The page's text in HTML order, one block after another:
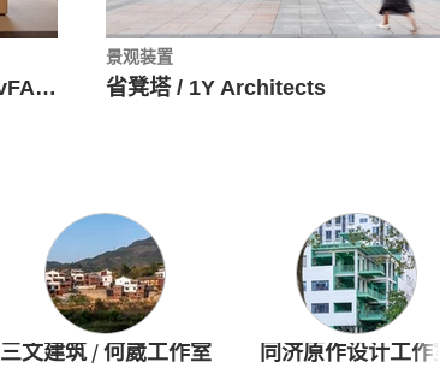
Under Clouds 半山腰·杭州店 / LivFAMA
景观装置
省凳塔 / 1Y Architects
三文建筑 / 何崴工作室 同济原作设计工作室